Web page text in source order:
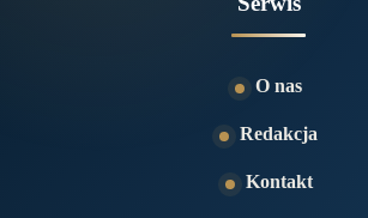
O nas
Redakcja
Kontakt